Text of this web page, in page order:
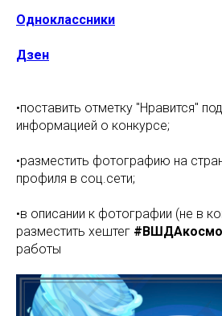
Одноклассники
Дзен
•поставить отметку "Нравится"
информацией о конкурсе;
•разместить фотографию на
профиля в соц.сети;
•в описании к фотографии (не в
разместить хештег
работы